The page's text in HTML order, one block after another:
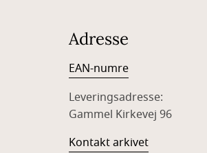
Adresse
EAN-numre
Leveringsadresse:
Gammel Kirkevej 96
Kontakt arkivet